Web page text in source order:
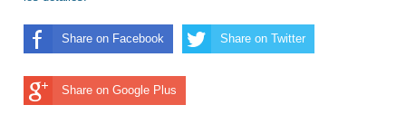
Share on Facebook Share on Twitter
Share on Google Plus